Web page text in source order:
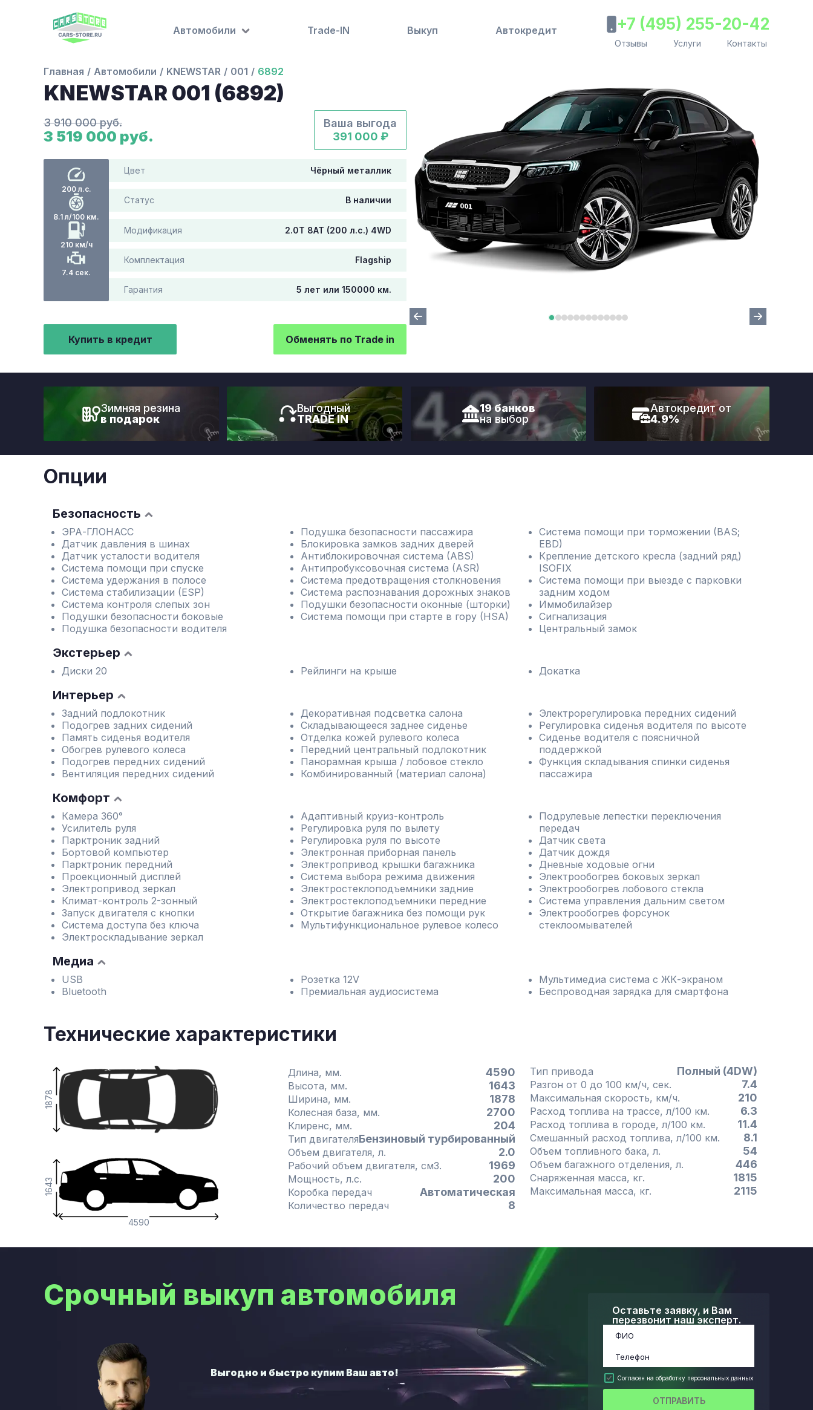
Автомобили Trade-IN Выкуп Автокредит +7 (495) 255-20-42
Отзывы Услуги Контакты
Главная Автомобили KNEWSTAR 001 6892
KNEWSTAR 001 (6892)
3 910 000 руб.
3 519 000 руб.
Ваша выгода
391 000 ₽
200 л.с.
8.1 л/100 км.
210 км/ч
7.4 сек.
Цвет Чёрный металлик
Статус В наличии
Модификация 2.0T 8AT (200 л.с.) 4WD
Комплектация Flagship
Гарантия 5 лет или 150000 км.
Купить в кредит Обменять по Trade in
Зимняя резина
в подарок
Выгодный
TRADE IN
19 банков
на выбор
Автокредит от
4.9%
Опции
Безопасность
ЭРА-ГЛОНАСС
Датчик давления в шинах
Датчик усталости водителя
Система помощи при спуске
Система удержания в полосе
Система стабилизации (ESP)
Система контроля слепых зон
Подушки безопасности боковые
Подушка безопасности водителя
Подушка безопасности пассажира
Блокировка замков задних дверей
Антиблокировочная система (ABS)
Антипробуксовочная система (ASR)
Система предотвращения столкновения
Система распознавания дорожных знаков
Подушки безопасности оконные (шторки)
Система помощи при старте в гору (HSA)
Система помощи при торможении (BAS;
EBD)
Крепление детского кресла (задний ряд)
ISOFIX
Система помощи при выезде с парковки
задним ходом
Иммобилайзер
Сигнализация
Центральный замок
Экстерьер
Диски 20 Рейлинги на крыше Докатка
Интерьер
Задний подлокотник
Подогрев задних сидений
Память сиденья водителя
Обогрев рулевого колеса
Подогрев передних сидений
Вентиляция передних сидений
Декоративная подсветка салона
Складывающееся заднее сиденье
Отделка кожей рулевого колеса
Передний центральный подлокотник
Панорамная крыша / лобовое стекло
Комбинированный (материал салона)
Электрорегулировка передних сидений
Регулировка сиденья водителя по высоте
Сиденье водителя с поясничной
поддержкой
Функция складывания спинки сиденья
пассажира
Комфорт
Камера 360°
Усилитель руля
Парктроник задний
Бортовой компьютер
Парктроник передний
Проекционный дисплей
Электропривод зеркал
Климат-контроль 2-зонный
Запуск двигателя с кнопки
Система доступа без ключа
Электроскладывание зеркал
Адаптивный круиз-контроль
Регулировка руля по вылету
Регулировка руля по высоте
Электронная приборная панель
Электропривод крышки багажника
Система выбора режима движения
Электростеклоподъемники задние
Электростеклоподъемники передние
Открытие багажника без помощи рук
Мультифункциональное рулевое колесо
Подрулевые лепестки переключения
передач
Датчик света
Датчик дождя
Дневные ходовые огни
Электрообогрев боковых зеркал
Электрообогрев лобового стекла
Система управления дальним светом
Электрообогрев форсунок
стеклоомывателей
Медиа
USB
Bluetooth
Розетка 12V
Премиальная аудиосистема
Мультимедиа система с ЖК-экраном
Беспроводная зарядка для смартфона
Технические характеристики
4590
1643
1878
Длина, мм. 4590
Высота, мм. 1643
Ширина, мм. 1878
Колесная база, мм. 2700
Клиренс, мм. 204
Тип двигателяБензиновый турбированный
Объем двигателя, л. 2.0
Рабочий объем двигателя, см3. 1969
Мощность, л.с. 200
Коробка передач Автоматическая
Количество передач 8
Тип привода Полный (4DW)
Разгон от 0 до 100 км/ч, сек. 7.4
Максимальная скорость, км/ч. 210
Расход топлива на трассе, л/100 км. 6.3
Расход топлива в городе, л/100 км. 11.4
Смешанный расход топлива, л/100 км. 8.1
Объем топливного бака, л. 54
Объем багажного отделения, л. 446
Снаряженная масса, кг. 1815
Максимальная масса, кг. 2115
Срочный выкуп автомобиля
Оставьте заявку, и Вам
перезвонит наш эксперт.
Согласен на обработку персональных данных
ОТПРАВИТЬ